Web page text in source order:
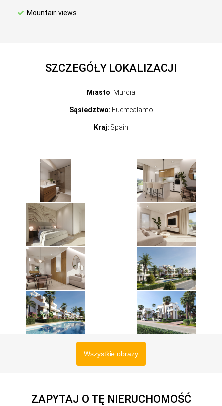
Mountain views
SZCZEGÓŁY LOKALIZACJI
Miasto: Murcia
Sąsiedztwo: Fuentealamo
Kraj: Spain
Wszystkie obrazy
ZAPYTAJ O TĘ NIERUCHOMOŚĆ